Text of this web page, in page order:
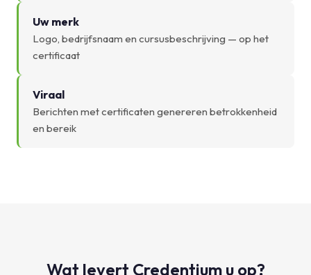
Uw merk
Logo, bedrijfsnaam en cursusbeschrijving — op het
certificaat
Viraal
Berichten met certificaten genereren betrokkenheid
en bereik
Wat levert Credentium u op?